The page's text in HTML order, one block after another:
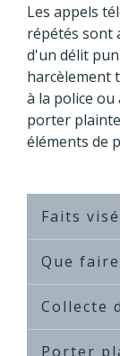
Les appels
répétés sont
d'un délit
harcèlement
à la police ou
porter
éléments de
Faits
Que
Collecte
Porter